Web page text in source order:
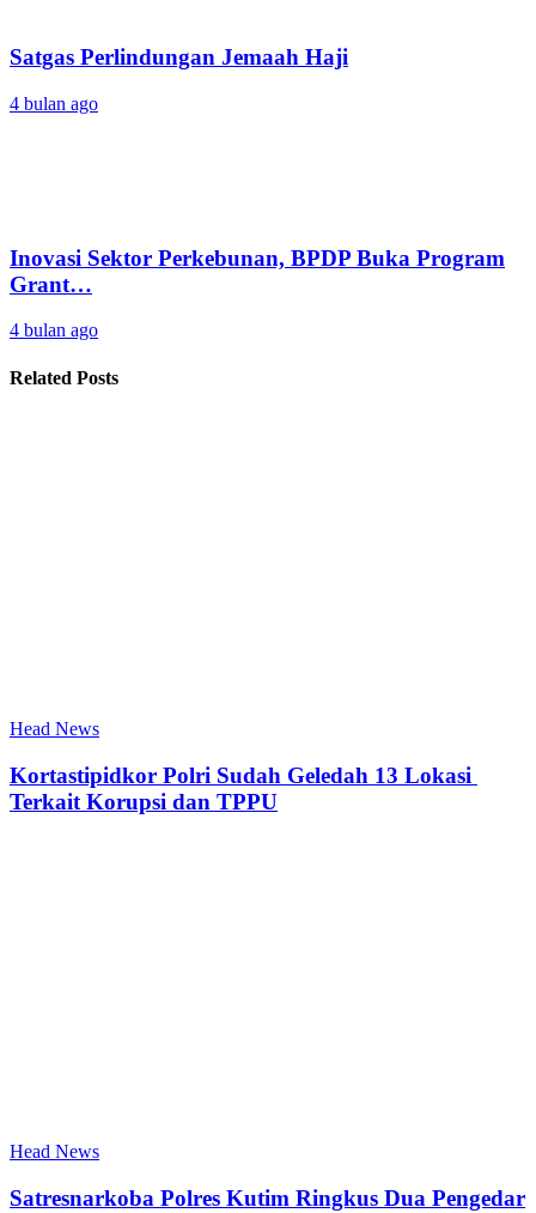
Satgas Perlindungan Jemaah Haji
4 bulan ago
Inovasi Sektor Perkebunan, BPDP Buka Program
Grant…
4 bulan ago
Related Posts
Head News
Kortastipidkor Polri Sudah Geledah 13 Lokasi
Terkait Korupsi dan TPPU
Head News
Satresnarkoba Polres Kutim Ringkus Dua Pengedar